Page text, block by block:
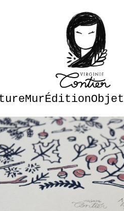
MurÉditionObjet